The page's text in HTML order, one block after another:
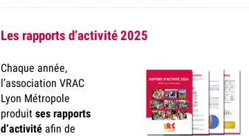
Les rapports d’activité 2025
Chaque année,
l’association VRAC
Lyon Métropole
produit ses rapports
d’activité afin de